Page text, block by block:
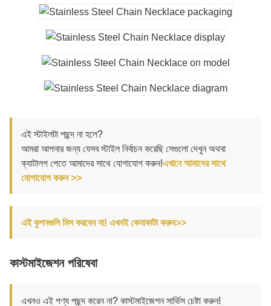
এই স্টাইলটা পছন্দ না হলে?
আমরা আপনার জন্য যেসব স্টাইল নির্বাচন করেছি সেগুলো দেখুন অথবা
ক্যাটালগ পেতে আমাদের সাথে যোগাযোগ করুন!এখানে আমাদের সাথে
যোগাযোগ করুন >>
এই কুপনগুলি মিস করবেন না! এখনই কেনাকাটা করুন>>
কাস্টমাইজেশন পরিষেবা
এখনও এই পণ্য পছন্দ করেন না? কাস্টমাইজেশন সার্ভিস চেষ্টা করুন!